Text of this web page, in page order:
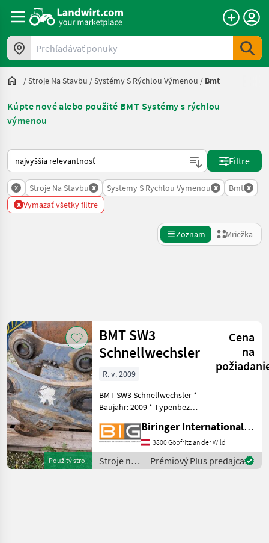
Prehľadávať ponuky
/Stroje Na Stavbu /Systémy S Rýchlou Výmenou / Bmt
Kúpte nové alebo použité BMT Systémy s rýchlou
výmenou
Takto sa vykonáva triedenie na Landwirt.com
Filtre
x Stroje Na Stavbu x Systemy S Rychlou Vymenou x Bmt x
x Vymazať všetky filtre
Zoznam Mriežka
Kategória 4 Krajina
AKTUÁLNA
CESTA
stavebná
technika
Stroje
Na
Stavbu
Systemy S
Resetovať
Zobraziť 1
výsledkov
Použitý stroj
BMT SW3
Schnellwechsler
Cena
na
R. v. 2009
BMT SW3 Schnellwechsler *
Baujahr: 2009 * Typenbez.:
Hublast: 12, 5 t * max.
Betriebsdruck: 210 bar
Stroje na stavbu Systémy s
rýchlou výmenou
Biringer International GmbH
3800 Göpfritz an der Wild
Stroje na
stavbu /
Prémiový Plus predajca